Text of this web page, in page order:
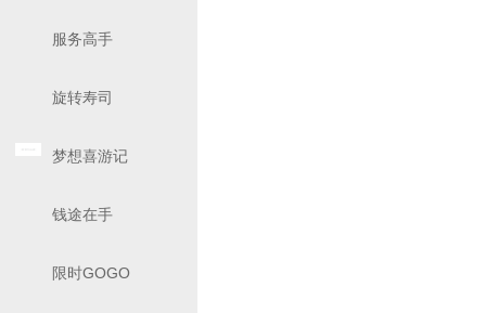
服务高手
旋转寿司
梦想喜游记
钱途在手
限时GOGO